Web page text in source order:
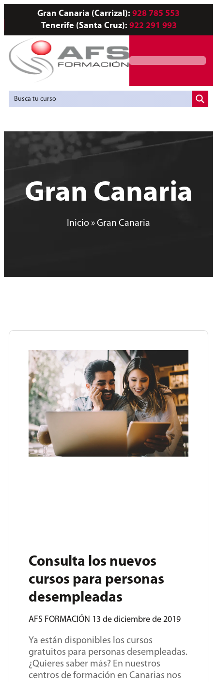
Gran Canaria (Carrizal): 928 785 553
Tenerife (Santa Cruz): 922 291 993
Gran Canaria
Inicio » Gran Canaria
Consulta los nuevos
cursos para personas
desempleadas
AFS FORMACIÓN 13 de diciembre de 2019
Ya están disponibles los cursos
gratuitos para personas desempleadas.
¿Quieres saber más? En nuestros
centros de formación en Canarias nos